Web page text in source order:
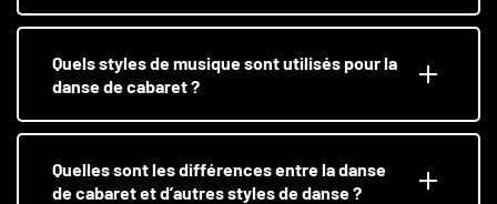
Quels styles de musique sont utilisés pour la
danse de cabaret ?
Quelles sont les différences entre la danse
de cabaret et d’autres styles de danse ?